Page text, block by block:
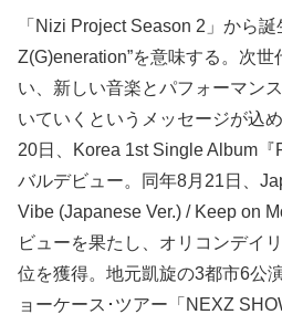
「Nizi Project Season 2」から
Z(G)eneration”を意味する。次
い、新しい音楽とパフォーマン
いていくというメッセージが込
20日、Korea 1st Single Album
バルデビュー。同年8月21日、
Vibe (Japanese Ver.) / Keep on
ビューを果たし、オリコンデイ
位を獲得。地元凱旋の3都市6公
ョーケース･ツアー「NEXZ